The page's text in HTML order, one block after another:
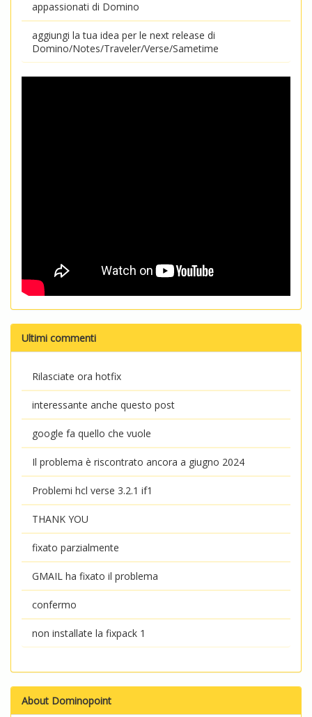
appassionati di Domino
aggiungi la tua idea per le next release di
Domino/Notes/Traveler/Verse/Sametime
Ultimi commenti
Rilasciate ora hotfix
interessante anche questo post
google fa quello che vuole
Il problema è riscontrato ancora a giugno 2024
Problemi hcl verse 3.2.1 if1
THANK YOU
fixato parzialmente
GMAIL ha fixato il problema
confermo
non installate la fixpack 1
About Dominopoint